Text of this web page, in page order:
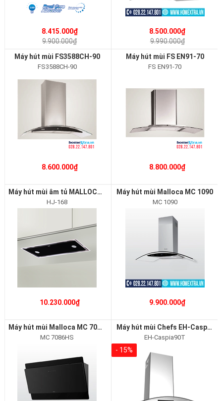
8.415.000₫
9.900.000₫
8.500.000₫
9.990.000₫
Máy hút mùi FS3588CH-90
FS3588CH-90
8.600.000₫
Máy hút mùi FS EN91-70
FS EN91-70
8.800.000₫
Máy hút mùi âm tủ MALLOCA HJ-168
HJ-168
10.230.000₫
Máy hút mùi Malloca MC 1090
MC 1090
9.900.000₫
Máy hút mùi Malloca MC 7086HS
MC 7086HS
Máy hút mùi Chefs EH-Caspia90T
EH-Caspia90T
- 15%